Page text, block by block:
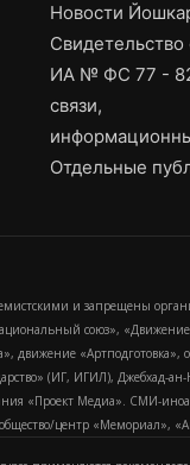
Новости
ИА № ФС 77 -
связи,
Отдельные
и запрещены
союз»,
движение
(ИГ, ИГИЛ), Джебхад-
«Проект Медиа». СМИ-
центр «Мемориал»,